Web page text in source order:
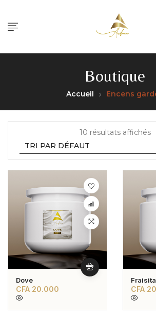
Boutique
Accueil Encens
10 résultats affichés
Dove
CFA 20.000
Fraisita
CFA